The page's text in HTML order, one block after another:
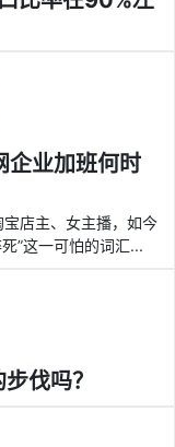
企业加班何时
宝店主、女主播，如今
”这一可怕的词汇...
伐吗？